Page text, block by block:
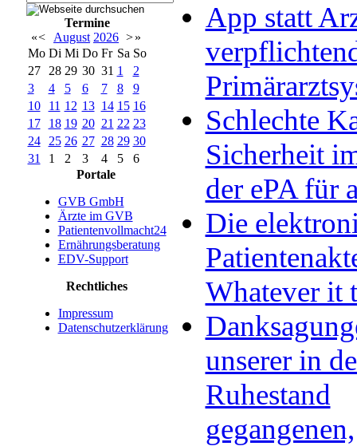
Termine
«< August 2026 >»
Mo Di Mi Do Fr Sa So
27
28 29 30 31 1
2
3
4 5 6 7 8
9
10
11 12 13 14 15 16
17
18 19 20 21 22 23
24
25 26 27 28 29 30
31
1 2 3 4 5
6
Portale
GVB GmbH
Ärzte im GVB
Patientenvollmacht24
Ernährungsberatung
EDV-Support
Rechtliches
Impressum
Datenschutzerklärung
App statt
Schlechte
Sicherheit
der ePA für
Die
Whatever it
unserer in
Ruhestand
gegangenen,